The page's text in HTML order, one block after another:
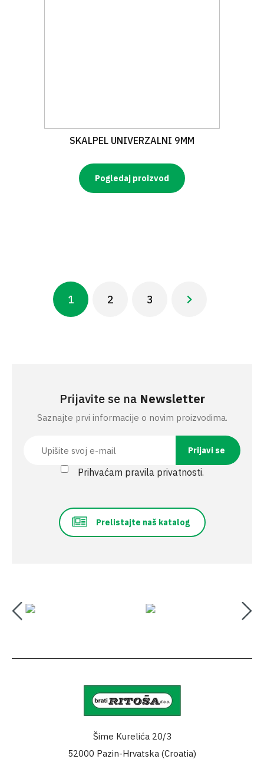
SKALPEL UNIVERZALNI 9MM
Pogledaj proizvod
Pagination
Current
page
1 Page
2 Page
3
Next
Next ›
Prijavite se na Newsletter
Saznajte prvi informacije o novim proizvodima.
Prihvaćam pravila privatnosti.
Prelistajte naš katalog
Šime Kurelića 20/3
52000 Pazin-Hrvatska (Croatia)